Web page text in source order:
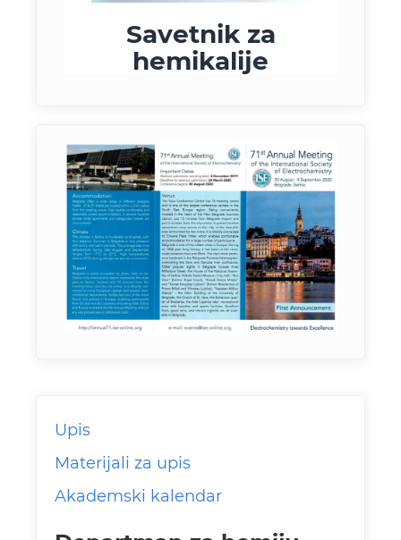
Savetnik za
hemikalije
Upis
Materijali za upis
Akademski kalendar